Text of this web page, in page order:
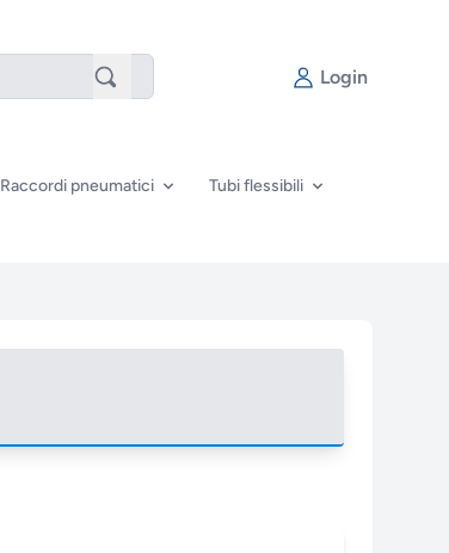
Login
Raccordi pneumatici Tubi flessibili